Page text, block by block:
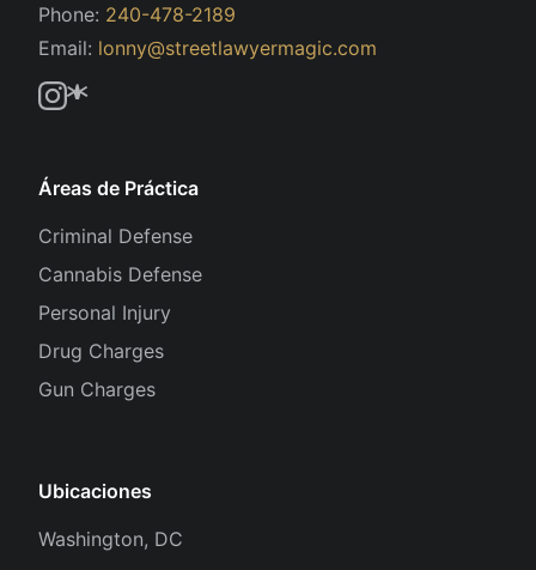
Phone: 240-478-2189
Email: lonny@streetlawyermagic.com
Áreas de Práctica
Criminal Defense
Cannabis Defense
Personal Injury
Drug Charges
Gun Charges
Ubicaciones
Washington, DC